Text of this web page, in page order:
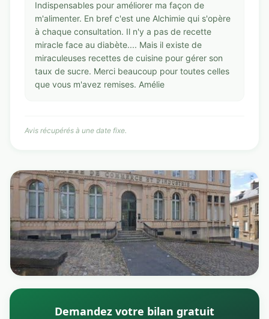
Indispensables pour améliorer ma façon de
m'alimenter. En bref c'est une Alchimie qui s'opère
à chaque consultation. Il n'y a pas de recette
miracle face au diabète.... Mais il existe de
miraculeuses recettes de cuisine pour gérer son
taux de sucre. Merci beaucoup pour toutes celles
que vous m'avez remises. Amélie
Avis récupérés à une date fixe.
Demandez votre bilan gratuit